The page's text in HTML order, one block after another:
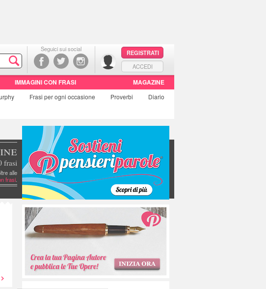
Seguici sui social
REGISTRATI
ACCEDI
IMMAGINI CON FRASI MAGAZINE
Frasi per ogni occasione Proverbi
Diario
frasi
alle
frasi.